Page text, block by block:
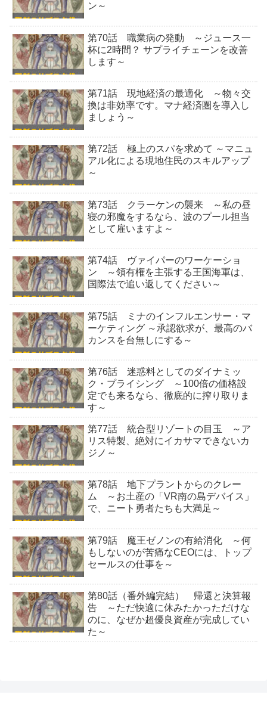
ン～
第70話 職業病の発動 ～ジュース一
杯に2時間？ サプライチェーンを改善
します～
第71話 現地経済の最適化 ～物々交
換は非効率です。マナ経済圏を導入し
ましょう～
第72話 極上のスパを求めて ～マニュ
アル化による現地住民のスキルアップ
～
第73話 クラーケンの襲来 ～私の昼
寝の邪魔をするなら、波のプール担当
として雇いますよ～
第74話 ヴァイパーのワーケーショ
ン ～領有権を主張する王国海軍は、
国際法で追い返してください～
第75話 ミナのインフルエンサー・マ
ーケティング ～承認欲求が、最高のバ
カンスを台無しにする～
第76話 迷惑料としてのダイナミッ
ク・プライシング ～100倍の価格設
定でも来るなら、徹底的に搾り取りま
す～
第77話 統合型リゾートの目玉 ～ア
リス特製、絶対にイカサマできないカ
ジノ～
第78話 地下プラントからのクレー
ム ～お土産の「VR南の島デバイス」
で、ニート勇者たちも大満足～
第79話 魔王ゼノンの有給消化 ～何
もしないのが苦痛なCEOには、トップ
セールスの仕事を～
第80話（番外編完結） 帰還と決算報
告 ～ただ快適に休みたかっただけな
のに、なぜか超優良資産が完成してい
た～